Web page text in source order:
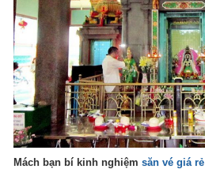
Mách bạn bí kinh nghiệmsăn vé giá rẻ